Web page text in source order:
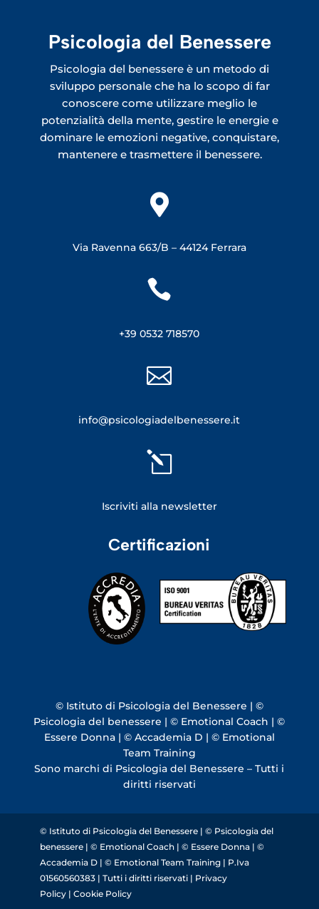
Psicologia del Benessere
Psicologia del benessere è un metodo di
sviluppo personale che ha lo scopo di far
conoscere come utilizzare meglio le
potenzialità della mente, gestire le energie e
dominare le emozioni negative, conquistare,
mantenere e trasmettere il benessere.

Via Ravenna 663/B – 44124 Ferrara

+39 0532 718570

info@psicologiadelbenessere.it
l
Iscriviti alla newsletter
Certificazioni
© Istituto di Psicologia del Benessere | ©
Psicologia del benessere | © Emotional Coach | ©
Essere Donna | © Accademia D | © Emotional
Team Training
Sono marchi di Psicologia del Benessere – Tutti i
diritti riservati
© Istituto di Psicologia del Benessere | © Psicologia del
benessere | © Emotional Coach | © Essere Donna | ©
Accademia D | © Emotional Team Training | P.Iva
01560560383 | Tutti i diritti riservati | Privacy
Policy | Cookie Policy